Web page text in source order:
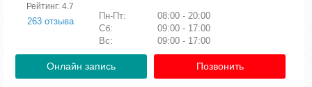
Рейтинг: 4.7
263 отзыва
Пн-Пт:
08:00 - 20:00
Сб:
09:00 - 17:00
Вс:
09:00 - 17:00
Онлайн запись Позвонить